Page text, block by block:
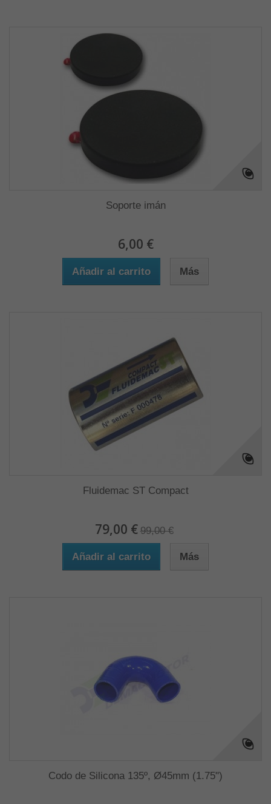
Soporte imán
6,00 €
Añadir al carrito Más
Fluidemac ST Compact
79,00 € 99,00 €
Añadir al carrito Más
Codo de Silicona 135º, Ø45mm (1.75")